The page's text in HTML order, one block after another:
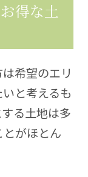
得な土
希望のエリ
と考えるも
る土地は多
がほとん